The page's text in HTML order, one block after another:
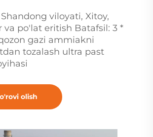
viloyati, Xitoy,
va po'lat eritish Batafsil: 3 *
gazi ammiakni
tozalash ultra past
olish